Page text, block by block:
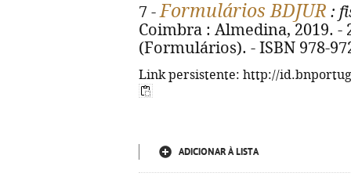
7 -Formulários BDJUR :
Coimbra : Almedina, 2019. -
(Formulários). - ISBN 978-
Link persistente: http://
ADICIONAR À LISTA